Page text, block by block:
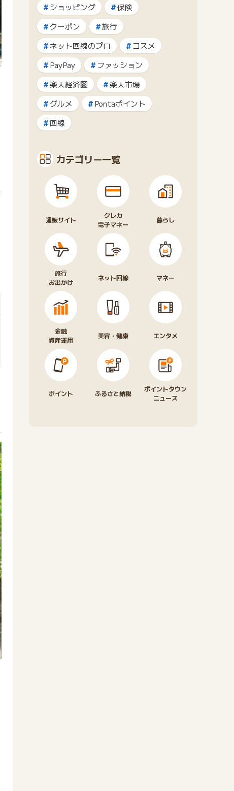
ショッピング
保険
クーポン
旅行
ネット回線のプロ
コスメ
PayPay
ファッション
楽天経済圏
楽天市場
グルメ
Pontaポイント
回線
カテゴリー一覧
通販サイト
クレカ
電子マネー
暮らし
旅行
お出かけ
ネット回線 マネー
金融
資産運用
美容・健康 エンタメ
ポイント ふるさと納税
ポイントタウン
ニュース